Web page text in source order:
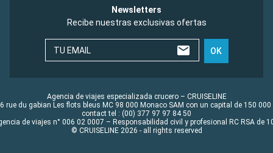
Newsletters
Recibe nuestras exclusivas ofertas
TU EMAIL OK
Agencia de viajes especializada crucero – CRUISELINE
rue du gabian Les flots bleus MC 98 000 Monaco SAM con un capital de 150 000
contact tel : (00) 377 97 97 84 50
de viajes n° 006 02 0007 – Responsabilidad civil y profesional RC RSA de
© CRUISELINE 2026 - all rights reserved